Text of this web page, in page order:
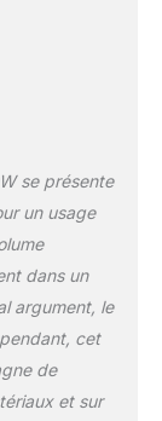
se présente
un usage
dans un
argument, le
cet
de
et sur